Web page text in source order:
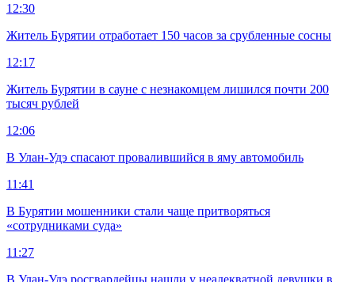
12:30
Житель Бурятии отработает 150 часов за срубленные сосны
12:17
Житель Бурятии в сауне с незнакомцем лишился почти 200
тысяч рублей
12:06
В Улан-Удэ спасают провалившийся в яму автомобиль
11:41
В Бурятии мошенники стали чаще притворяться
«сотрудниками суда»
11:27
В Улан-Удэ росгвардейцы нашли у неадекватной девушки в